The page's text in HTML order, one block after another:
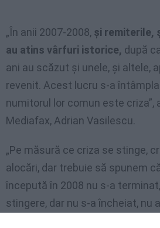
„În anii 2007-2008, şi remiterile,
au atins vârfuri istorice, după
ani au scăzut şi unele, şi altele,
revenit. Acest lucru s-a
numitorul lor comun este criza”,
Mediafax, Adrian Vasilescu.
„Pe măsură ce criza se stinge,
alocări, dar trebuie să spunem
începută în 2008 nu s-a
stingere, dar nu s-a încheiat, nu